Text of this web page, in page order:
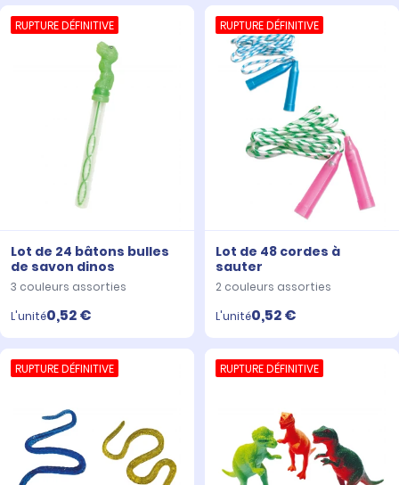
RUPTURE DÉFINITIVE
Lot de 24 bâtons bulles
de savon dinos
3 couleurs assorties
L'unité0,52 €
RUPTURE DÉFINITIVE
Lot de 48 cordes à
sauter
2 couleurs assorties
L'unité0,52 €
RUPTURE DÉFINITIVE RUPTURE DÉFINITIVE